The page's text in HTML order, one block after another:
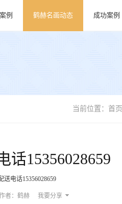
例 鹤赫名画动态 成功案例
当前位置： 首页
话15356028659
电话15356028659
者：鹤赫 我要分享